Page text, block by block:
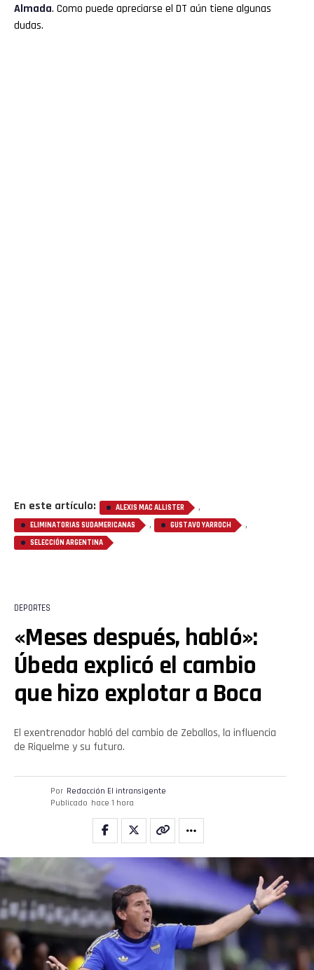
Almada. Como puede apreciarse el DT aún tiene algunas
dudas.
En este artículo: ALEXIS MAC ALLISTER ,
ELIMINATORIAS SUDAMERICANAS , GUSTAVO YARROCH ,
SELECCIÓN ARGENTINA
DEPORTES
«Meses después, habló»:
Úbeda explicó el cambio
que hizo explotar a Boca
El exentrenador habló del cambio de Zeballos, la influencia
de Riquelme y su futuro.
Por Redacción El intransigente
Publicado hace 1 hora
Flipboard
Reddit
Pinterest
Whatsapp
Email